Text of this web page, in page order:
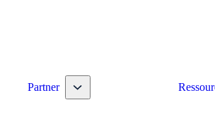
dropdown
Partner Toggle nav dropdown